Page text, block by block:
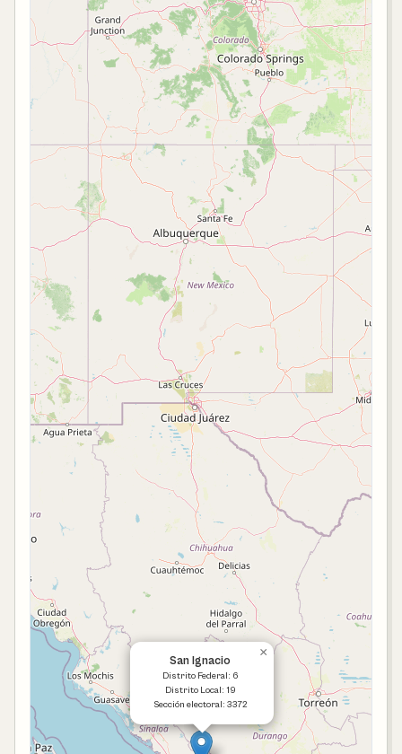
San Ignacio
Distrito Federal: 6
Distrito Local: 19
Sección electoral: 3372
×